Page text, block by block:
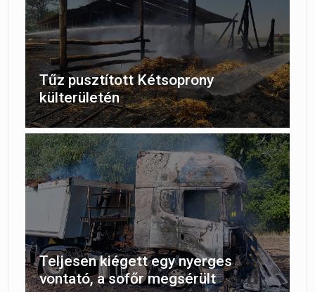
Tűz pusztított Kétsoprony
külterületén
Teljesen kiégett egy nyerges
vontató, a sofőr megsérült